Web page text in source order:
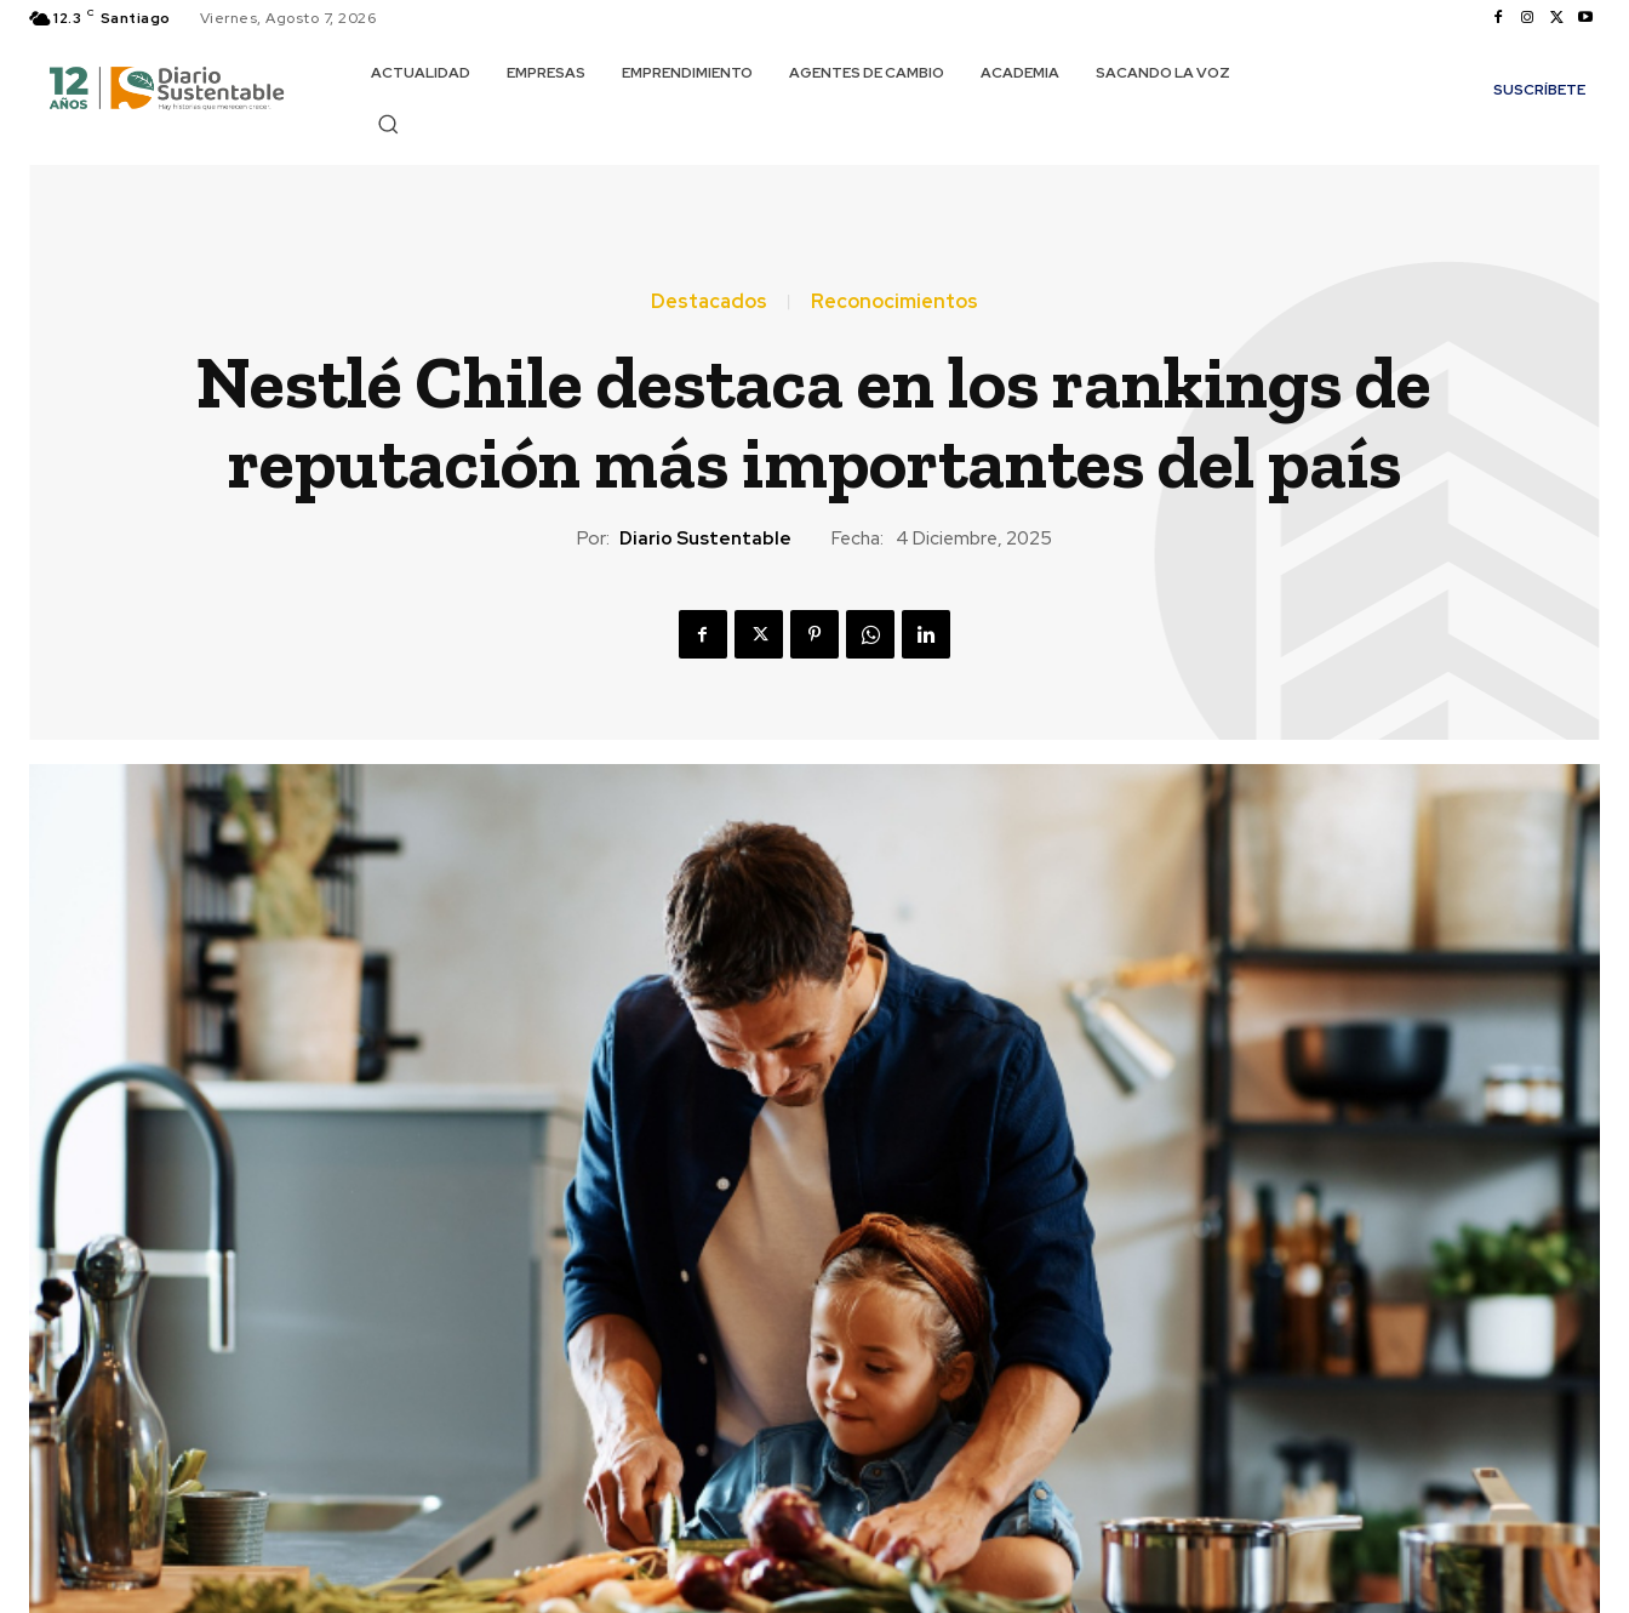
12.3 C Santiago Viernes, Agosto 7, 2026
ACTUALIDAD EMPRESAS EMPRENDIMIENTO AGENTES DE CAMBIO ACADEMIA
SACANDO LA VOZ
SUSCRÍBETE
Destacados Reconocimientos
Nestlé Chile destaca en los rankings de
reputación más importantes del país
Por: Diario Sustentable Fecha: 4 Diciembre, 2025